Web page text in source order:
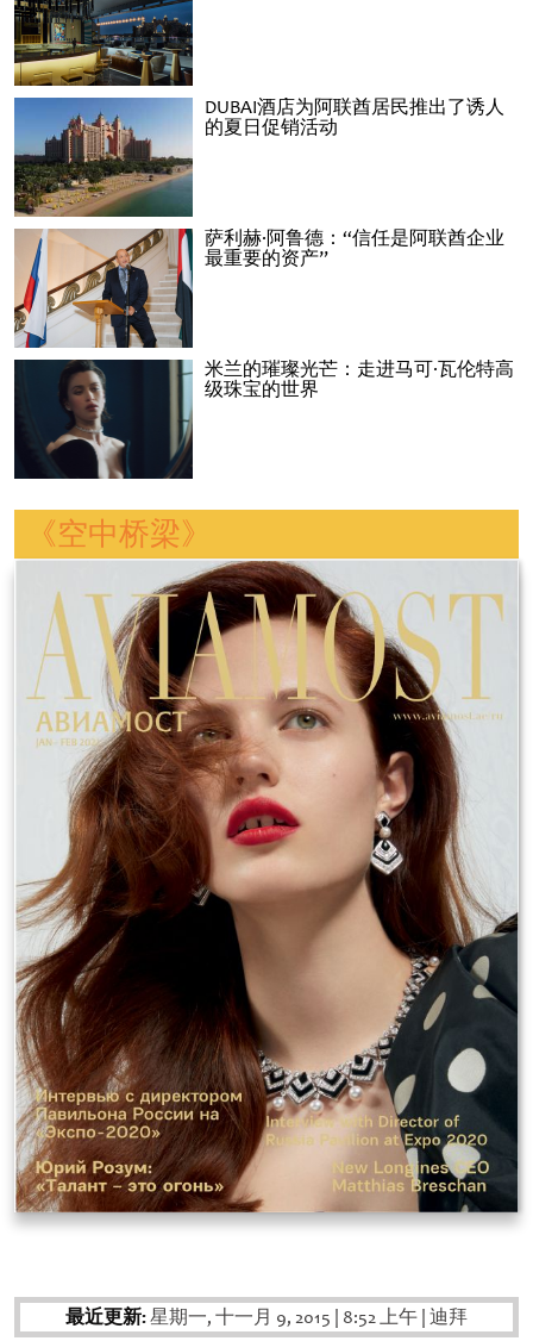
DUBAI酒店为阿联酋居民推出了诱人
的夏日促销活动
萨利赫·阿鲁德：“信任是阿联酋企业
最重要的资产”
米兰的璀璨光芒：走进马可·瓦伦特高
级珠宝的世界
《空中桥梁》
最近更新:星期一, 十一月 9, 2015 8:52 上午 迪拜